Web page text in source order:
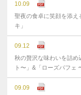
10.09
聖夜の食卓に笑顔を添え
キ」
09.12
秋の贅沢な味わいを詰め
ト〜」&「ローズパフェ
09.09